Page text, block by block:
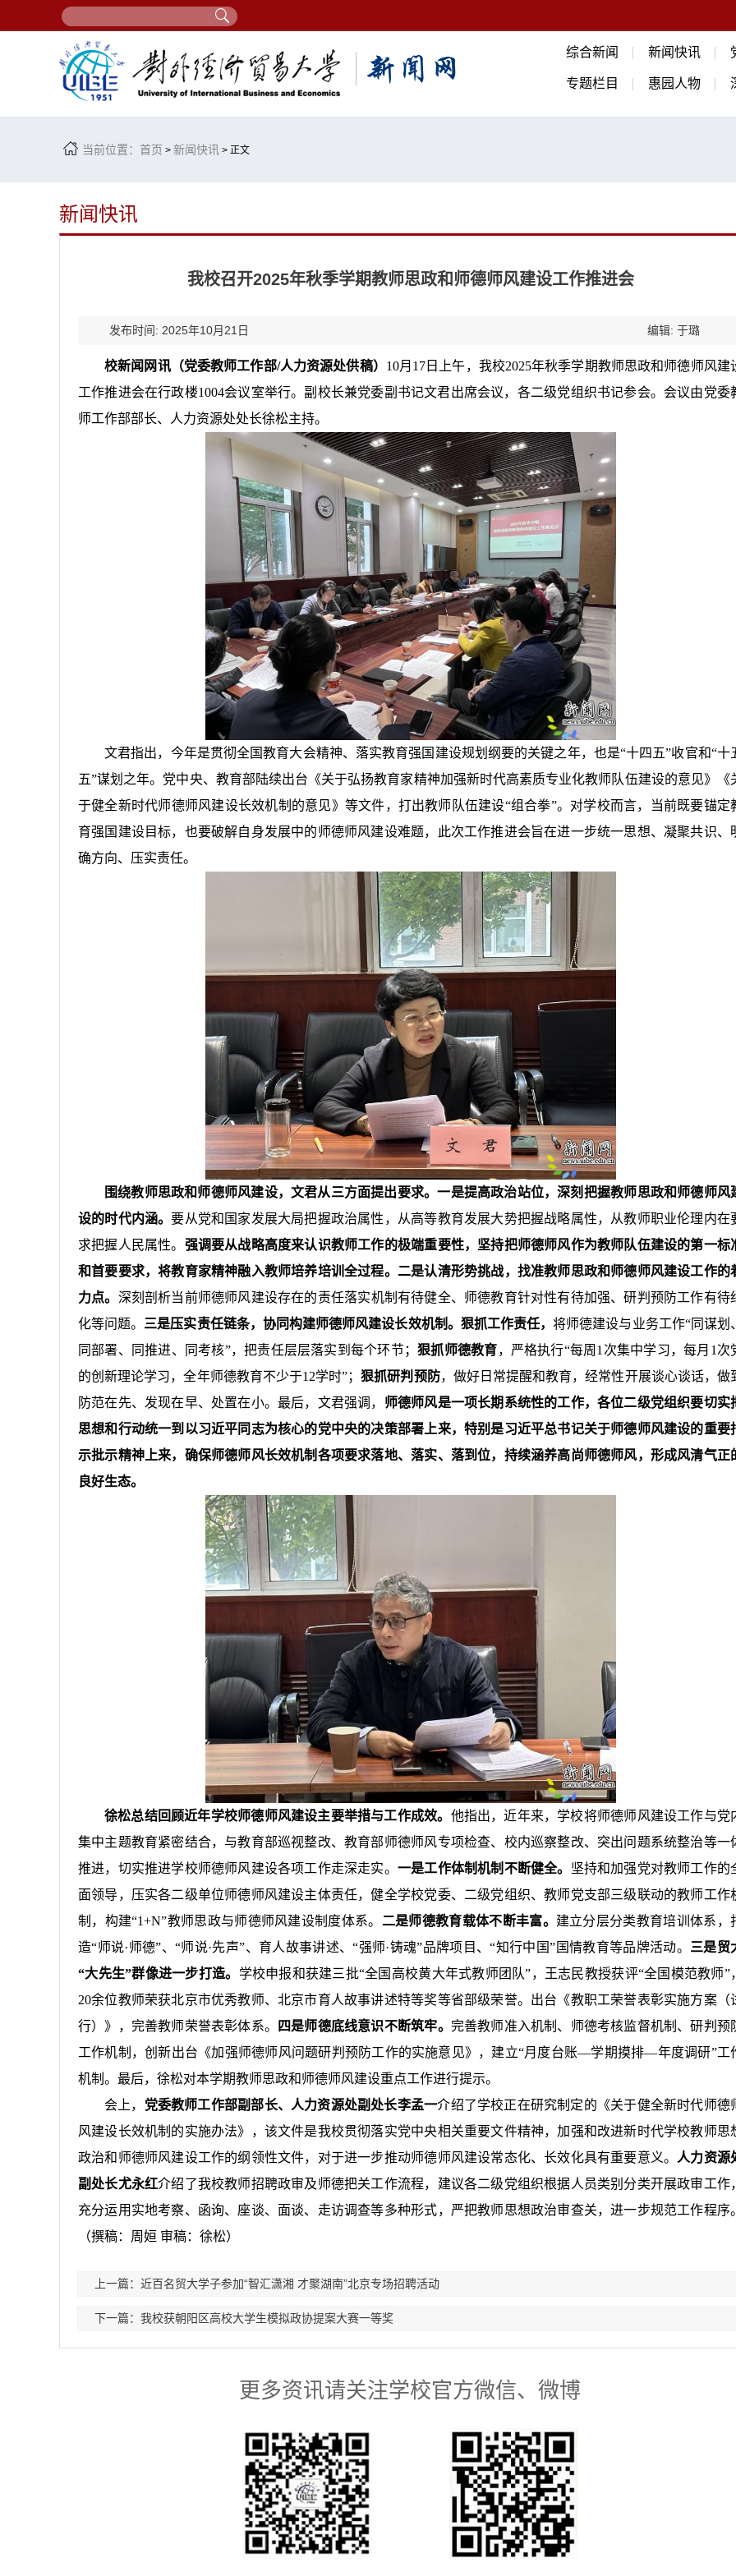
综合新闻 新闻快讯
专题栏目 惠园人物
当前位置： 首页 > 新闻快讯 > 正文
新闻快讯
我校召开2025年秋季学期教师思政和师德师风建设工作推进会
发布时间: 2025年10月21日 编辑: 于璐
校新闻网讯（党委教师工作部/人力资源处供稿） 10月17日上午，我校2025年秋季学期教师思政和师德师风建
工作推进会在行政楼1004会议室举行。副校长兼党委副书记文君出席会议，各二级党组织书记参会。会议由党委
师工作部部长、人力资源处处长徐松主持。
文君指出，今年是贯彻全国教育大会精神、落实教育强国建设规划纲要的关键之年，也是“十四五”收官和“十
五”谋划之年。党中央、教育部陆续出台《关于弘扬教育家精神加强新时代高素质专业化教师队伍建设的意见》《
于健全新时代师德师风建设长效机制的意见》等文件，打出教师队伍建设“组合拳”。对学校而言，当前既要锚定
育强国建设目标，也要破解自身发展中的师德师风建设难题，此次工作推进会旨在进一步统一思想、凝聚共识、
确方向、压实责任。
围绕教师思政和师德师风建设，文君从三方面提出要求。一是提高政治站位，深刻把握教师思政和师德师风
设的时代内涵。要从党和国家发展大局把握政治属性，从高等教育发展大势把握战略属性，从教师职业伦理内在
求把握人民属性。 强调要从战略高度来认识教师工作的极端重要性，坚持把师德师风作为教师队伍建设的第一标
和首要要求，将教育家精神融入教师培养培训全过程。二是认清形势挑战，找准教师思政和师德师风建设工作的
力点。 深刻剖析当前师德师风建设存在的责任落实机制有待健全、师德教育针对性有待加强、研判预防工作有待
化等问题。 三是压实责任链条，协同构建师德师风建设长效机制。狠抓工作责任，将师德建设与业务工作“同谋划
同部署、同推进、同考核”，把责任层层落实到每个环节； 狠抓师德教育，严格执行“每周1次集中学习，每月1次
的创新理论学习，全年师德教育不少于12学时”；狠抓研判预防，做好日常提醒和教育，经常性开展谈心谈话，做
防范在先、发现在早、处置在小。最后，文君强调， 师德师风是一项长期系统性的工作，各位二级党组织要切实
思想和行动统一到以习近平同志为核心的党中央的决策部署上来，特别是习近平总书记关于师德师风建设的重要
示批示精神上来，确保师德师风长效机制各项要求落地、落实、落到位，持续涵养高尚师德师风，形成风清气正
良好生态。
徐松总结回顾近年学校师德师风建设主要举措与工作成效。 他指出，近年来，学校将师德师风建设工作与党
集中主题教育紧密结合，与教育部巡视整改、教育部师德师风专项检查、校内巡察整改、突出问题系统整治等一
推进，切实推进学校师德师风建设各项工作走深走实。 一是工作体制机制不断健全。 坚持和加强党对教师工作的
面领导，压实各二级单位师德师风建设主体责任，健全学校党委、二级党组织、教师党支部三级联动的教师工作
制，构建“1+N”教师思政与师德师风建设制度体系。 二是师德教育载体不断丰富。 建立分层分类教育培训体系，
造“师说·师德”、“师说·先声”、育人故事讲述、“强师·铸魂”品牌项目、“知行中国”国情教育等品牌活动。 三是贸
“大先生”群像进一步打造。 学校申报和获建三批“全国高校黄大年式教师团队”，王志民教授获评“全国模范教师”
20余位教师荣获北京市优秀教师、北京市育人故事讲述特等奖等省部级荣誉。出台《教职工荣誉表彰实施方案（
行）》，完善教师荣誉表彰体系。
四是师德底线意识不断筑牢。 完善教师准入机制、师德考核监督机制、研判预
工作机制，创新出台《加强师德师风问题研判预防工作的实施意见》，建立“月度台账—学期摸排—年度调研”工
机制。最后，徐松对本学期教师思政和师德师风建设重点工作进行提示。
会上， 党委教师工作部副部长、人力资源处副处长李孟一介绍了学校正在研究制定的《关于健全新时代师德
风建设长效机制的实施办法》，该文件是我校贯彻落实党中央相关重要文件精神，加强和改进新时代学校教师思
政治和师德师风建设工作的纲领性文件，对于进一步推动师德师风建设常态化、长效化具有重要意义。 人力资源
副处长尤永红介绍了我校教师招聘政审及师德把关工作流程，建议各二级党组织根据人员类别分类开展政审工作
充分运用实地考察、函询、座谈、面谈、走访调查等多种形式，严把教师思想政治审查关，进一步规范工作程序
（撰稿：周姮 审稿：徐松）
上一篇：近百名贸大学子参加“智汇潇湘 才聚湖南”北京专场招聘活动
下一篇：我校获朝阳区高校大学生模拟政协提案大赛一等奖
更多资讯请关注学校官方微信、微博